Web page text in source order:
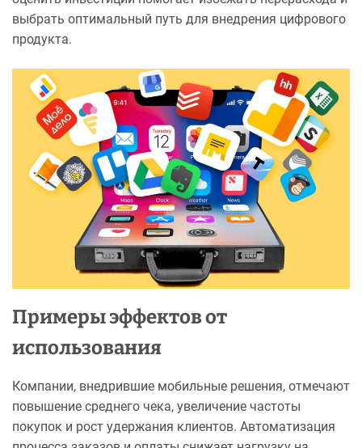
выбрать оптимальный путь для внедрения цифрового
продукта.
Примеры эффектов от
использования
Компании, внедрившие мобильные решения, отмечают
повышение среднего чека, увеличение частоты
покупок и рост удержания клиентов. Автоматизация